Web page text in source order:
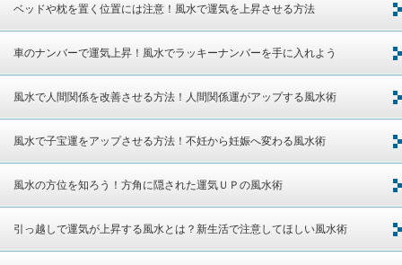
ベッドや枕を置く位置には注意！風水で運気を上昇させる方法
車のナンバーで運気上昇！風水でラッキーナンバーを手に入れよう
風水で人間関係を改善させる方法！人間関係運がアップする風水術
風水で子宝運をアップさせる方法！不妊から妊娠へ変わる風水術
風水の方位を知ろう！方角に隠された運気ＵＰの風水術
引っ越しで運気が上昇する風水とは？新生活で注意してほしい風水術